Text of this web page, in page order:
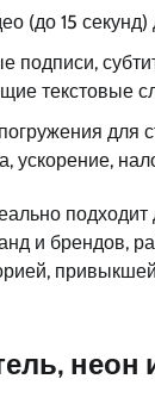
(до 15 секунд)
подписи,
текстовые
для
ускорение,
подходит
и брендов,